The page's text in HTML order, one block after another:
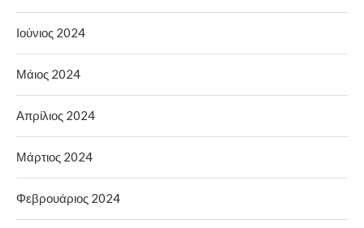
Ιούνιος 2024
Μάιος 2024
Απρίλιος 2024
Μάρτιος 2024
Φεβρουάριος 2024